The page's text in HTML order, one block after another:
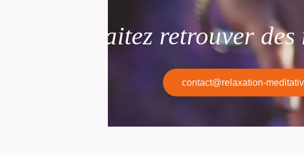
contact@relaxation-
Vous souhaitez retrouver